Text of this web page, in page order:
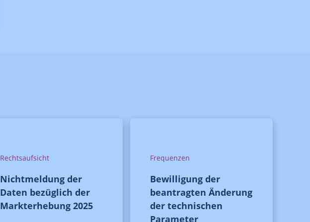
Rechtsaufsicht
Nichtmeldung der
Daten bezüglich der
Markterhebung 2025
Frequenzen
Bewilligung der
beantragten Änderung
der technischen
Parameter